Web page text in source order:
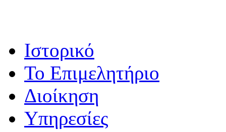
Ιστορικό
Το Επιμελητήριο
Διοίκηση
Υπηρεσίες